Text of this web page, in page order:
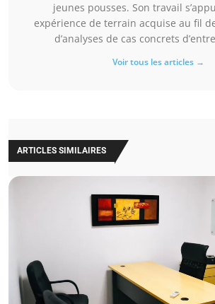
jeunes pousses. Son travail
expérience de terrain acquise au fil
d’analyses de cas concrets
Voir tous les articles →
ARTICLES SIMILAIRES